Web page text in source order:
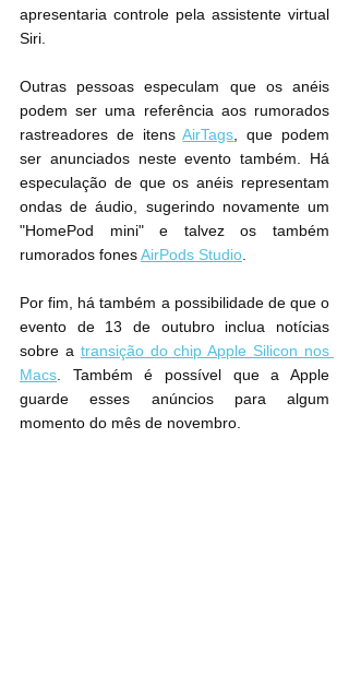
apresentaria controle pela assistente virtual
Siri.
Outras pessoas especulam que os anéis
podem ser uma referência aos rumorados
rastreadores de itens AirTags , que podem
ser anunciados neste evento também. Há
especulação de que os anéis representam
ondas de áudio, sugerindo novamente um
"HomePod mini" e talvez os também
rumorados fones AirPods Studio
Por fim, há também a possibilidade de que o
evento de 13 de outubro inclua notícias
sobre a transição do chip Apple Silicon nos
Macs . Também é possível que a Apple
guarde esses anúncios para algum
momento do mês de novembro.